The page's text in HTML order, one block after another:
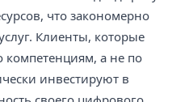
что закономерно
Клиенты, которые
компетенциям, а не по
инвестируют в